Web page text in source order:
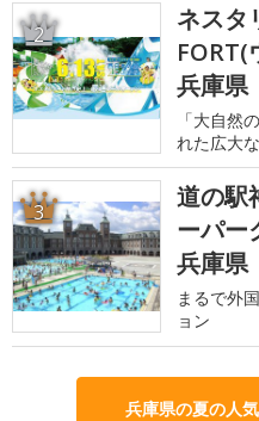
2
ネスタ
FORT(
兵庫県
「大自然
れた広大
3
道の駅
ーパー
兵庫県
まるで外
ョン
兵庫県の夏の人